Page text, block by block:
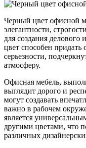
Черный цвет офисной
элегантности,
для создания
цвет способен
серьезности,
атмосферу.
Офисная мебель,
выглядит дорого и
могут создавать
важно в рабочем
является
другими цветами, что
различных